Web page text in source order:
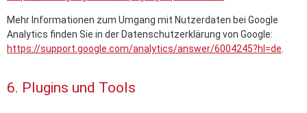
Mehr Informationen zum Umgang mit Nutzerdaten bei Google
Analytics finden Sie in der Datenschutzerklärung von Google:
https://support.google.com/analytics/answer/6004245?hl=de.
6. Plugins und Tools